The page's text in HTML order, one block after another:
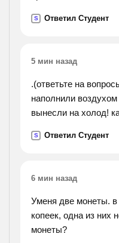
принадлежать к
данными
S Ответил Студент
5 мин назад
.(ответьте на
наполнили
вынесли на холод!
можно увеличить
S Ответил Студент
6 мин назад
Уменя две монеты.
копеек, одна из них
монеты?